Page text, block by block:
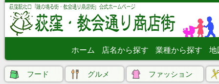
ホーム 店名から探す 業種から探す 地
フード グルメ ファッション